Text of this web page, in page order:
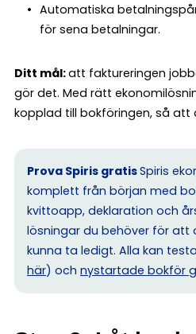
Automatiska
för sena betalningar.
Ditt mål:att faktureringen
gör det. Med rätt
kopplad till bokföringen, så att
Prova Spiris gratisSpiris
komplett från början med
kvittoapp, deklaration och
lösningar du behöver för att
kunna ta ledigt. Alla kan
här) och nystartade bokför